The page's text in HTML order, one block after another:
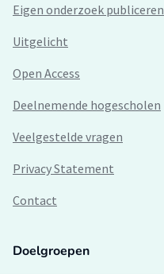
Eigen onderzoek publiceren
Uitgelicht
Open Access
Deelnemende hogescholen
Veelgestelde vragen
Privacy Statement
Contact
Doelgroepen